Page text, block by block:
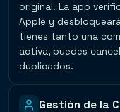
original. La app
Apple y
tienes tanto una
activa, puedes
duplicados.
Gestión de la